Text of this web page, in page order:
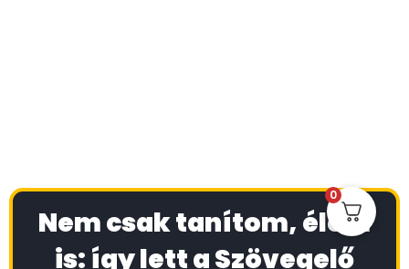
Nem csak tanítom, élem
is: így lett a Szövegelő
0